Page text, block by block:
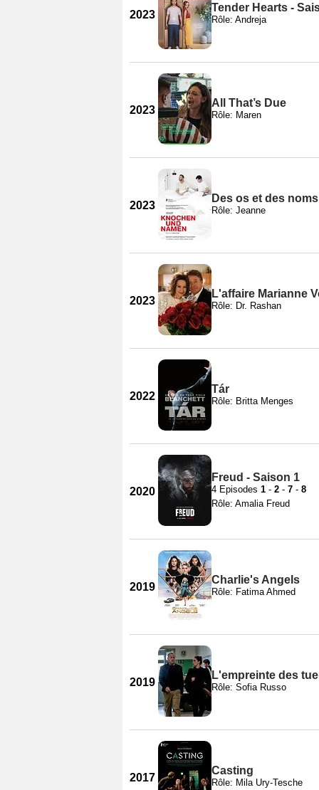
2023
Tender Hearts -
Rôle: Andreja
2023
All That’s Due
Rôle: Maren
2023
Des os et des noms
Rôle: Jeanne
2023
L'affaire Marianne
Rôle: Dr. Rashan
2022
Tár
Rôle: Britta Menges
2020
Freud - Saison 1
4 Episodes 1 - 2 - 7 - 8
Rôle: Amalia Freud
2019
Charlie's Angels
Rôle: Fatima Ahmed
2019
L'empreinte des
Rôle: Sofia Russo
2017
Casting
Rôle: Mila Ury-Tesche